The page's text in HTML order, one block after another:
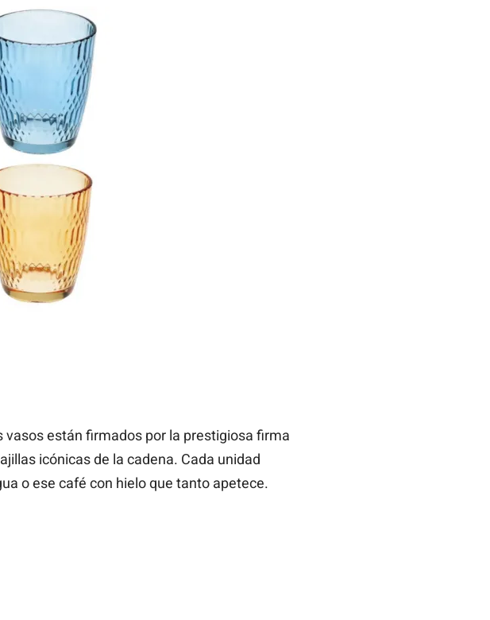
vasos están firmados por la prestigiosa firma
icónicas de la cadena. Cada unidad
o ese café con hielo que tanto apetece.